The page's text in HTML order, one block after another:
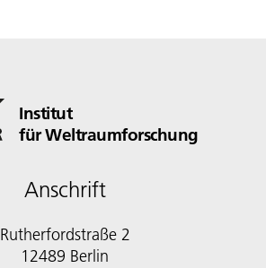
Institut
für Weltraumforschung
Anschrift
Rutherfordstraße 2
12489 Berlin